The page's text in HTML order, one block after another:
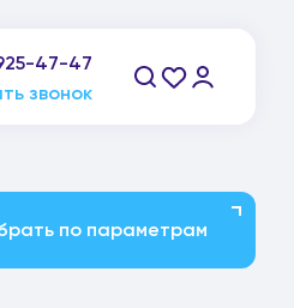
47-47
10:00-20:00
по параметрам